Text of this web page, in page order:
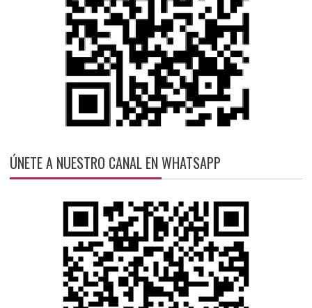
ÚNETE A NUESTRO CANAL EN WHATSAPP